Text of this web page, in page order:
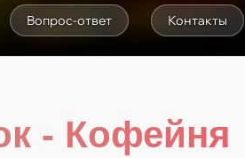
Вопрос-ответ Контакты
- Кофейня